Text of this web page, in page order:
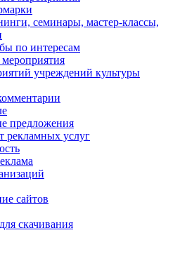
семинары, мастер-классы,
по интересам
учреждений культуры
предложения
рекламных услуг
сайтов
скачивания